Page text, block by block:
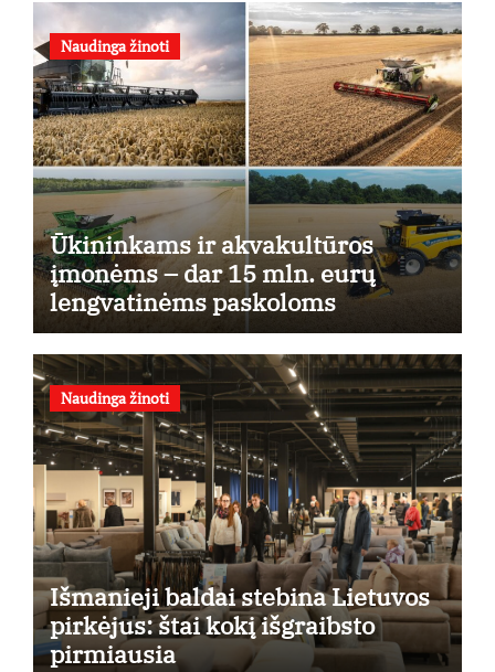
Naudinga žinoti
Ūkininkams ir akvakultūros
įmonėms – dar 15 mln. eurų
lengvatinėms paskoloms
Naudinga žinoti
Išmanieji baldai stebina Lietuvos
pirkėjus: štai kokį išgraibsto
pirmiausia